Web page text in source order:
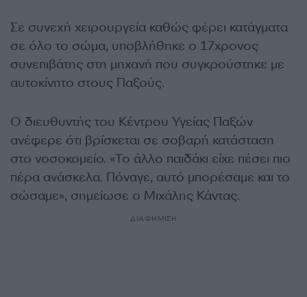
Σε συνεχή χειρουργεία καθώς φέρει κατάγματα
σε όλο το σώμα, υποβλήθηκε ο 17χρονος
συνεπιβάτης στη μηχανή που συγκρούστηκε με
αυτοκίνητο στους Παξούς.
Ο διευθυντής του Κέντρου Υγείας Παξών
ανέφερε ότι βρίσκεται σε σοβαρή κατάσταση
στο νοσοκομείο. «Το άλλο παιδάκι είχε πέσει πιο
πέρα ανάσκελα. Πόναγε, αυτό μπορέσαμε και το
σώσαμε», σημείωσε ο Μιχάλης Κάντας.
ΔΙΑΦΗΜΙΣΗ